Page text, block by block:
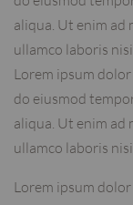
aliqua. Ut enim ad
ullamco laboris
Lorem ipsum
do eiusmod
aliqua. Ut enim ad
ullamco laboris
Lorem ipsum